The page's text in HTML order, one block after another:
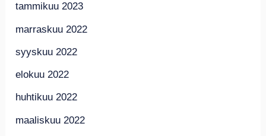
tammikuu 2023
marraskuu 2022
syyskuu 2022
elokuu 2022
huhtikuu 2022
maaliskuu 2022